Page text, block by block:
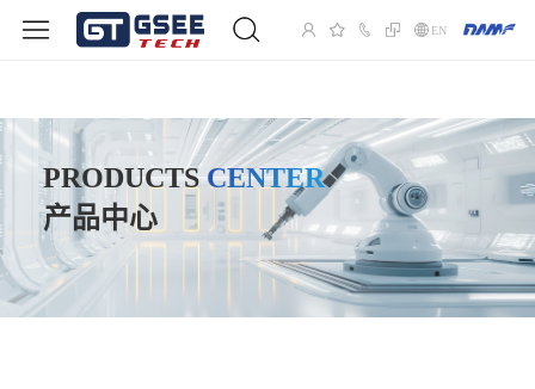
EN
PRODUCTSCENTER
产品中心